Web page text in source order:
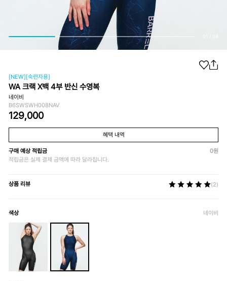
[NEW][숙련자용]
WA 크랙 X백 4부 반신 수영복
네이비
B6SWSWH008NAV
129,000
혜택 내역
구매 예상 적립금 0원
적립금은 실제 결제 금액에 따라 달라집니다.
상품 리뷰 (2)
색상 네이비